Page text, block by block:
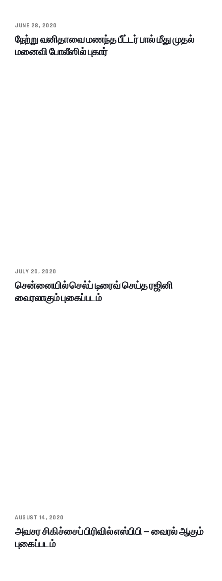
JUNE 28, 2020
நேற்று வனிதாவை மணந்த பீட்டர் பால் மீது முதல்
மனைவி போலீஸில் புகார்
JULY 20, 2020
சென்னையில் செல்ப் டிரைவ் செய்த ரஜினி
வைரலாகும் புகைப்படம்
AUGUST 14, 2020
அவசர சிகிச்சைப் பிரிவில் எஸ்பிபி – வைரல் ஆகும்
புகைப்படம்